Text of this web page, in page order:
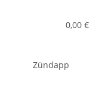
0,00 €
Zündapp